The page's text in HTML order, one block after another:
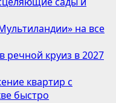
на все
речной круиз в 2027
квартир с
быстро